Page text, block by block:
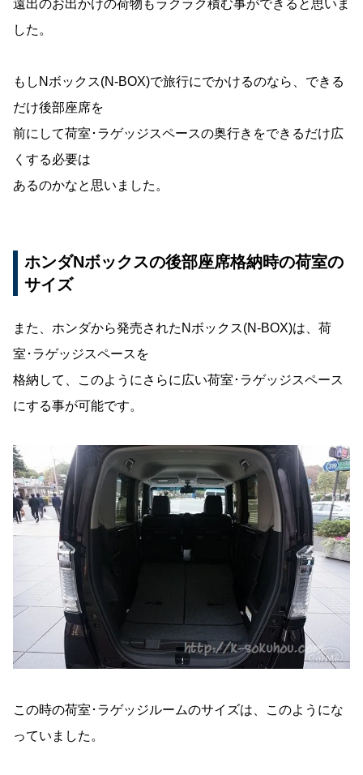
遠出のお出かけの荷物もラクラク積む事ができると思いま
した。
もしNボックス(N-BOX)で旅行にでかけるのなら、できる
だけ後部座席を
前にして荷室･ラゲッジスペースの奥行きをできるだけ広
くする必要は
あるのかなと思いました。
ホンダNボックスの後部座席格納時の荷室の
サイズ
また、ホンダから発売されたNボックス(N-BOX)は、荷
室･ラゲッジスペースを
格納して、このようにさらに広い荷室･ラゲッジスペース
にする事が可能です。
この時の荷室･ラゲッジルームのサイズは、このようにな
っていました。